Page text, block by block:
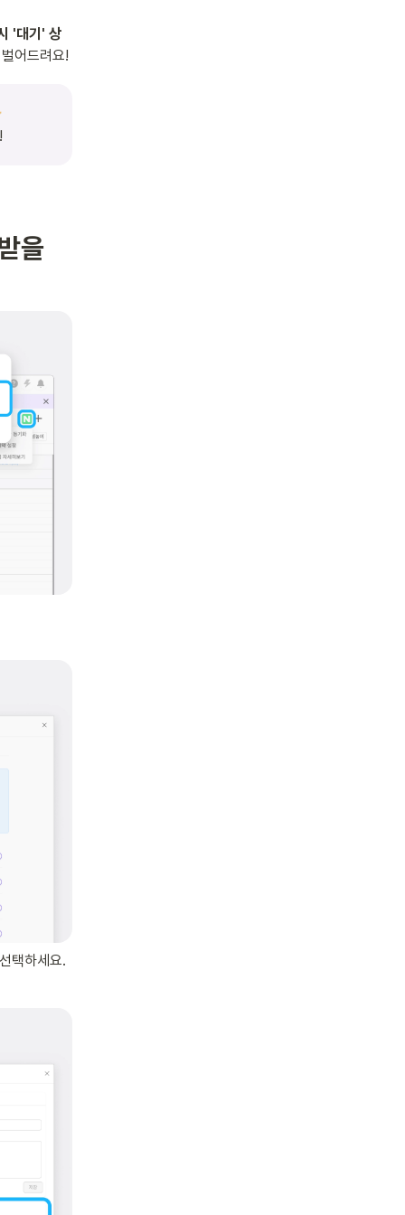
'대기' 상
어드려요!
을
택하세요.